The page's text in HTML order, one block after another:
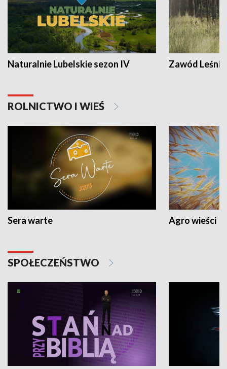
Naturalnie Lubelskie sezon IV Zawód Leśnik
ROLNICTWO I WIEŚ
Sera warte Agro wieści
SPOŁECZEŃSTWO